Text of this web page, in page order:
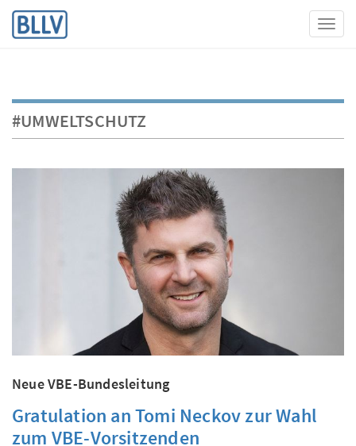
#UMWELTSCHUTZ
Neue VBE-Bundesleitung
Gratulation an Tomi Neckov zur Wahl
zum VBE-Vorsitzenden